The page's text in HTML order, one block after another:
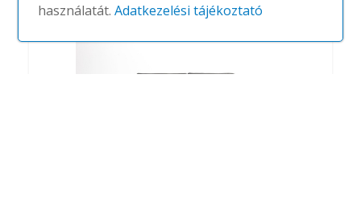
használatát.Adatkezelési tájékoztató